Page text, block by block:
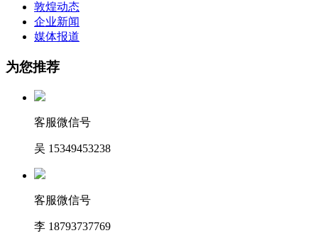
敦煌动态
企业新闻
媒体报道
为您推荐
客服微信号
吴 15349453238
客服微信号
李 18793737769